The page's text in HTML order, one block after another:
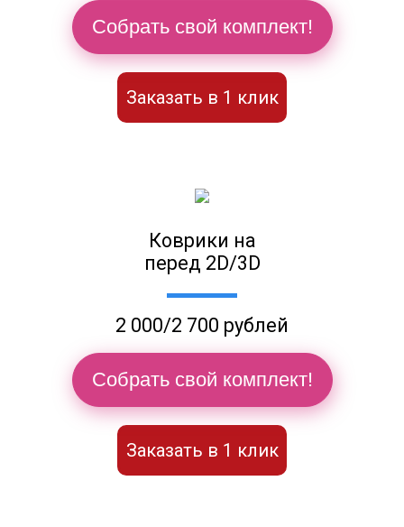
Собрать свой комплект!
Заказать в 1 клик
Коврики на
перед 2D/3D
2 000/2 700 рублей
Собрать свой комплект!
Заказать в 1 клик